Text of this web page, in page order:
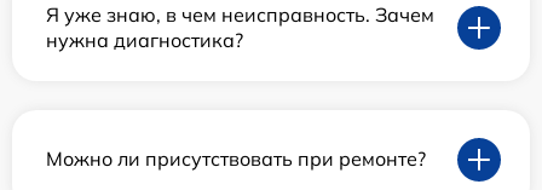
Я уже знаю, в чем неисправность. Зачем
нужна диагностика?
Можно ли присутствовать при ремонте?